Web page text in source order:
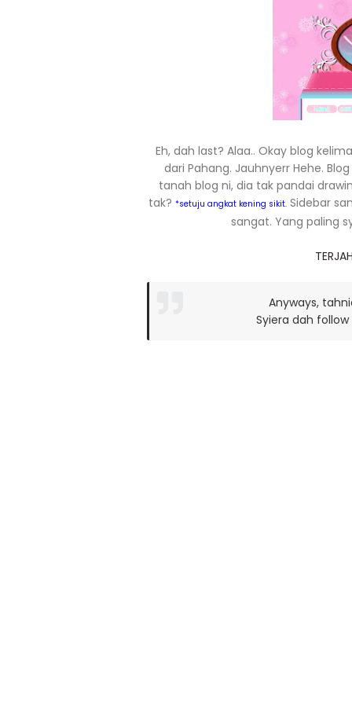
Eh, dah last? Alaa.. Okay blog
dari Pahang. Jauhnyerr Hehe.
tanah blog ni, dia tak pandai
tak? *setuju angkat kening sikit.Sidebar
sangat. Yang paling
Anyways,
Syiera dah